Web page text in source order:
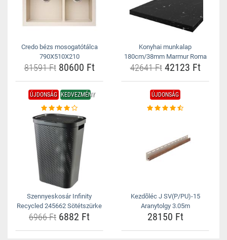
Credo bézs mosogatótálca
790X510X210
81591 Ft80600 Ft
Konyhai munkalap
180cm/38mm Marmur Roma
42641 Ft42123 Ft
ÚJDONSÁG KEDVEZMÉNY
Szennyeskosár Infinity
Recycled 245662 Sötétszürke
6966 Ft 6882 Ft
ÚJDONSÁG
Kezdõléc J SV(P/PU)-15
Aranytolgy 3.05m
28150 Ft